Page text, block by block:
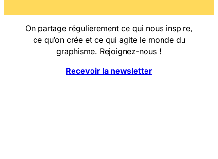
On partage régulièrement ce qui nous inspire,
ce qu’on crée et ce qui agite le monde du
graphisme. Rejoignez-nous !
Recevoir la newsletter